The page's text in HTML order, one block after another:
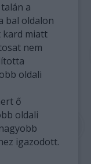
a
bal oldalon
miatt
nem
oldali
ő
oldali
igazodott.